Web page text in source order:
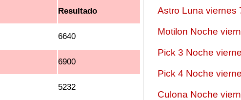
Resultado
6640
6900
5232
Astro Luna viernes
Motilon Noche
Pick 3 Noche
Pick 4 Noche
Culona Noche